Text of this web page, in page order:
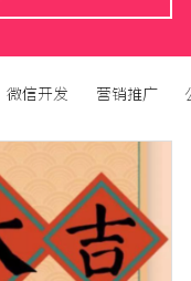
微信开发 营销推广